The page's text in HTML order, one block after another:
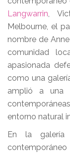
Langwarrin,
Melbourne, el
nombre de
comunidad
apasionada
como una
amplió a una
entorno natural
En la galería